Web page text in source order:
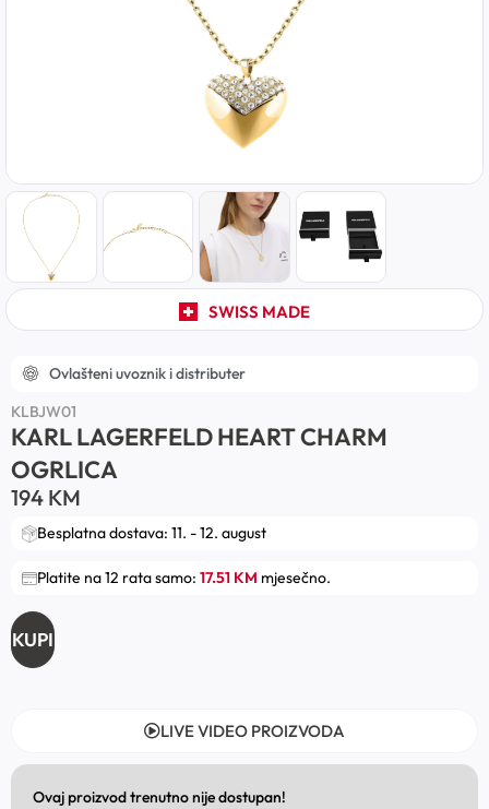
SWISS MADE
Ovlašteni uvoznik i distributer
KLBJW01
KARL LAGERFELD HEART CHARM
OGRLICA
194 KM
Besplatna dostava: 11. - 12. august
Platite na 12 rata samo: 17.51 KM mjesečno.
KUPI
LIVE VIDEO PROIZVODA
Ovaj proizvod trenutno nije dostupan!